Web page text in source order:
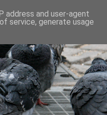
address and user-agent
service, generate usage